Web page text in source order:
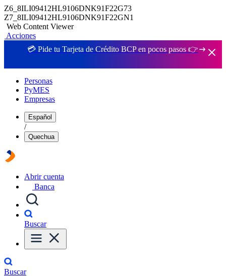
Z6_8ILI09412HL9106DNK91F22G73
Z7_8ILI09412HL9106DNK91F22GN1
Web Content Viewer
Acciones
💳 Pide tu Tarjeta de Crédito BCP en pocos pasos 👉
Personas
PyMES
Empresas
Español
/
Quechua
Abrir cuenta
Banca
Buscar
Buscar